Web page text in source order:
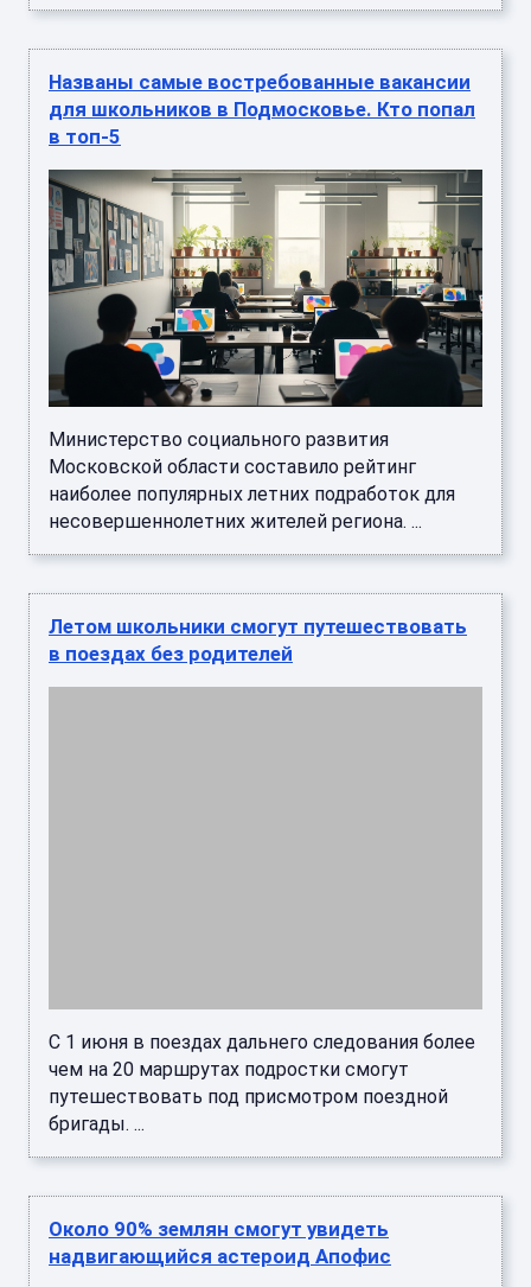
Названы самые востребованные вакансии
для школьников в Подмосковье. Кто попал
в топ-5
Министерство социального развития
Московской области составило рейтинг
наиболее популярных летних подработок для
несовершеннолетних жителей региона. ...
Летом школьники смогут путешествовать
в поездах без родителей
С 1 июня в поездах дальнего следования более
чем на 20 маршрутах подростки смогут
путешествовать под присмотром поездной
бригады. ...
Около 90% землян смогут увидеть
надвигающийся астероид Апофис